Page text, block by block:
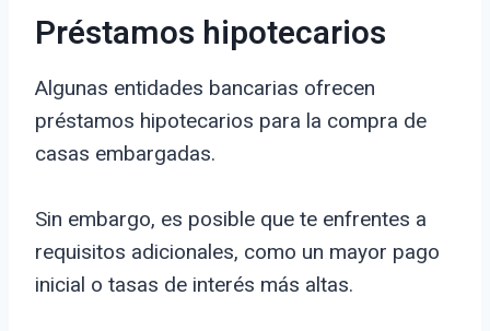
Préstamos hipotecarios
Algunas entidades bancarias ofrecen
préstamos hipotecarios para la compra de
casas embargadas.
Sin embargo, es posible que te enfrentes a
requisitos adicionales, como un mayor pago
inicial o tasas de interés más altas.